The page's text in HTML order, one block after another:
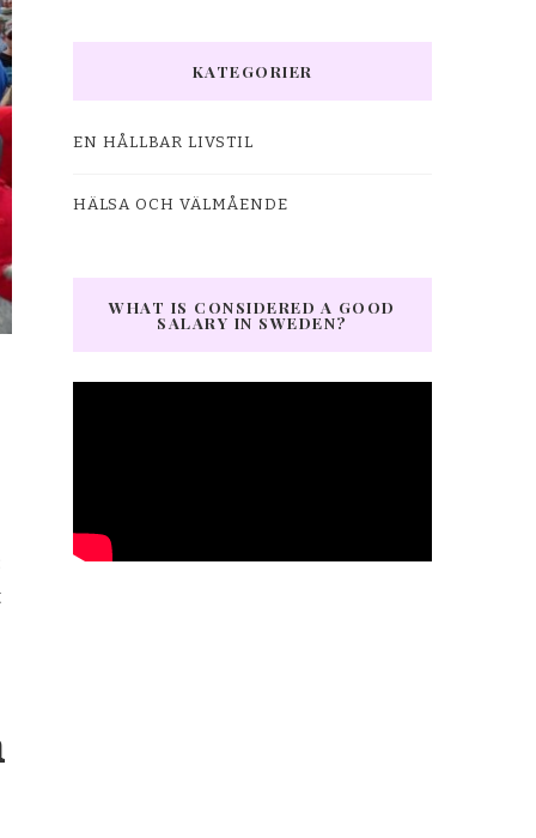
KATEGORIER
EN HÅLLBAR LIVSTIL
HÄLSA OCH VÄLMÅENDE
WHAT IS CONSIDERED A GOOD
SALARY IN SWEDEN?